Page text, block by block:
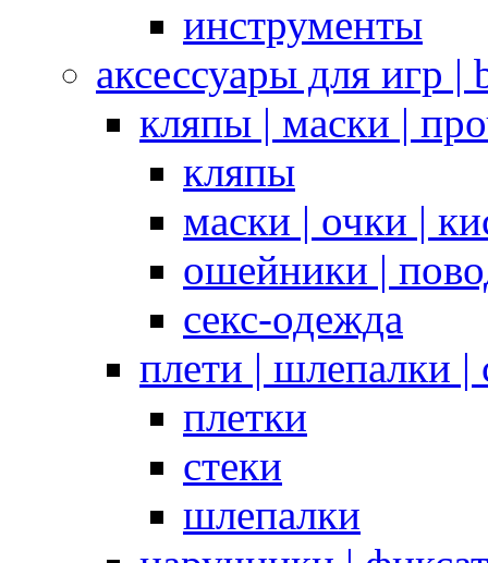
инструменты
аксессуары для игр |
кляпы | маски |
кляпы
маски | очки |
ошейники |
секс-одежда
плети | шлепалки |
плетки
стеки
шлепалки